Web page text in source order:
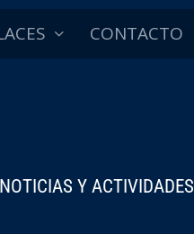
CONTACTO
NOTICIAS Y ACTIVIDADES